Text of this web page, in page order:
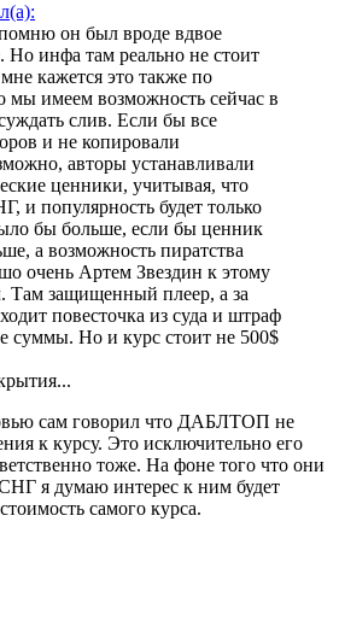
он был вроде вдвое
Но инфа там реально не стоит
кажется это также по
мы имеем возможность сейчас в
слив. Если бы все
и не копировали
авторы устанавливали
ценники, учитывая, что
и популярность будет только
бы больше, если бы ценник
а возможность пиратства
очень Артем Звездин к этому
Там защищенный плеер, а за
повесточка из суда и штраф
суммы. Но и курс стоит не 500$
сам говорил что ДАБЛТОП не
к курсу. Это исключительно его
тоже. На фоне того что они
я думаю интерес к ним будет
самого курса.